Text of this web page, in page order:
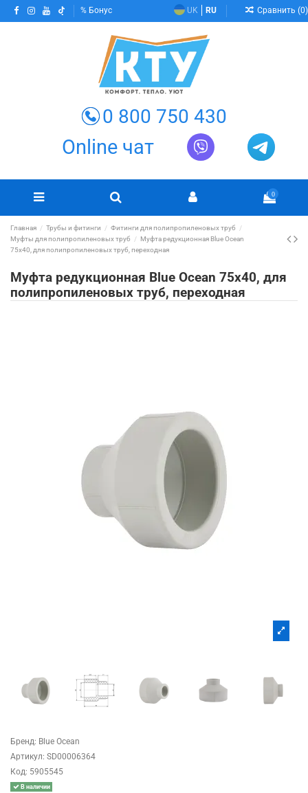
Бонус UK RU Сравнить (0)
0 800 750 430
Online чат
0
Главная Трубы и фитинги
Фитинги для полипропиленовых труб
Муфты для полипропиленовых труб
Муфта редукционная Blue Ocean
75х40, для полипропиленовых труб, переходная
Муфта редукционная Blue Ocean 75х40, для
полипропиленовых труб, переходная
Бренд: Blue Ocean
Артикул: SD00006364
Код: 5905545
В наличии